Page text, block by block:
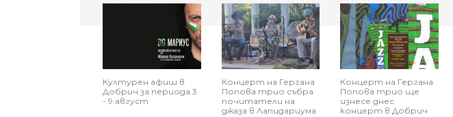
Културен афиш в
Добрич за периода 3
- 9 август
Концерт на Гергана
Попова трио събра
почитатели на
джаза в Лапидариума
Концерт на Гергана
Попова трио ще
изнесе днес
концерт в Добрич